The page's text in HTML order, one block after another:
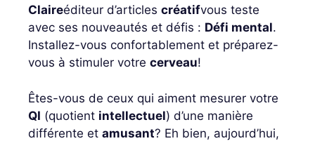
Claireéditeur d’articles créatifvous teste
avec ses nouveautés et défis : Défi mental.
Installez-vous confortablement et préparez-
vous à stimuler votre cerveau!
Êtes-vous de ceux qui aiment mesurer votre
QI (quotient intellectuel) d’une manière
différente et amusant? Eh bien, aujourd’hui,